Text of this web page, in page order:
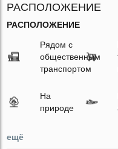
РАСПОЛОЖЕНИЕ
РАСПОЛОЖЕНИЕ
Рядом с
общественным
транспортом
На
природе
ещё